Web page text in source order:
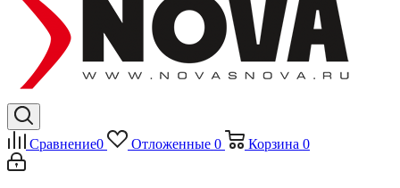
Сравнение0 Отложенные 0 Корзина 0